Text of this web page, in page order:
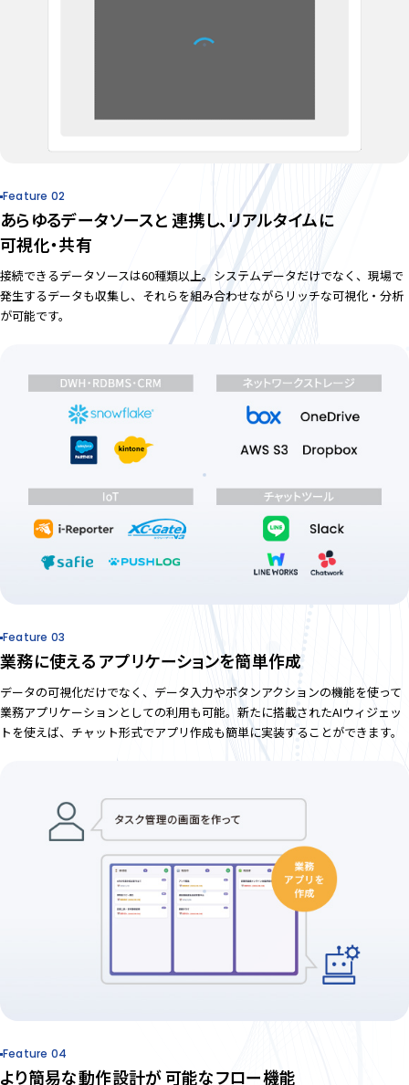
Feature 02
あらゆるデータソースと連携し、リアルタイムに
可視化・共有
接続できるデータソースは60種類以上。システムデータだけでなく、現場で
発生するデータも収集し、それらを組み合わせながらリッチな可視化・分析
が可能です。
Feature 03
業務に使えるアプリケーションを簡単作成
データの可視化だけでなく、データ入力やボタンアクションの機能を使って
業務アプリケーションとしての利用も可能。新たに搭載されたAIウィジェッ
トを使えば、チャット形式でアプリ作成も簡単に実装することができます。
Feature 04
より簡易な動作設計が可能なフロー機能